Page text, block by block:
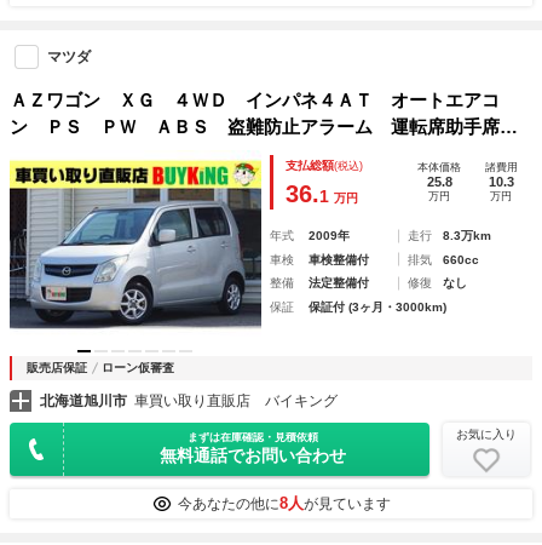
マツダ
ＡＺワゴン ＸＧ ４ＷＤ インパネ４ＡＴ オートエアコ
ン ＰＳ ＰＷ ＡＢＳ 盗難防止アラーム 運転席助手席エ
アバッグ オートライト 電動格納ミラー シートヒーター運
転席
支払総額(税込)
36.1 万円
本体価格
25.8
万円
諸費用
10.3
万円
年式 2009年 走行
8.3万km
車検
車検整備付 排気
660cc
整備
法定整備付 修復
なし
保証
保証付 (3ヶ月・3000km)
販売店保証 ローン仮審査
北海道旭川市 車買い取り直販店 バイキング
まずは在庫確認・見積依頼
無料通話でお問い合わせ
お気に入り
今あなたの他に8人が見ています